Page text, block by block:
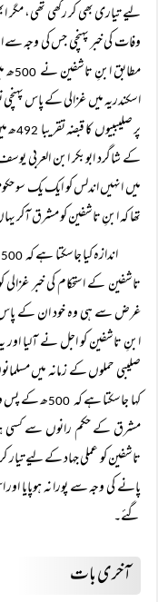
لیے تیاری بھی کر رکھی تھی، مگر
وفات کی خبر پہنچی جس کی وجہ
مطابق ابنِ تاشفین نے 500
ھ
اسکندریہ میں غزالی کے پاس پہنچی
پر صلیببیوں کا قبضہ تقریبا
ھ
کے شاگرد ابوبکر ابن
میں انہیں اندلس کو ایک یک سو
تھا کہ ابنِ تاشفین کو مشرق
اندازہ کیا جاسکتا ہے کہ
تاشفین کے استحکام کی خبر
غرض سے ہی وہ خود ان کے پاس
ابنِ تاشفین کو اجل نے آلیا
صلیبی حملوں کے زمانہ میں
کہا جاسکتا ہے کہ
ھ کے پس
مشرق کے حکم رانوں سے کسی
تاشفین کو عملی جہاد کے لیے
پانے کی وجہ سے پورا نہ ہوپایا
گئے۔
آخری بات